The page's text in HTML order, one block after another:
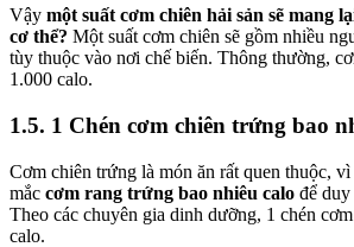
Vậy một suất cơm chiên hải sản sẽ mang
cơ thể? Một suất cơm chiên sẽ gồm nhiều
tùy thuộc vào nơi chế biến. Thông thường,
1.000 calo.
1.5. 1 Chén cơm chiên trứng bao
Cơm chiên trứng là món ăn rất quen thuộc,
mắc cơm rang trứng bao nhiêu calo để
Theo các chuyên gia dinh dưỡng, 1 chén
calo.